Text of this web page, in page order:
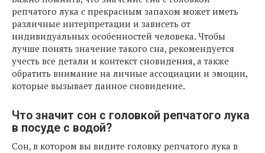
репчатого лука с прекрасным запахом может иметь
различные интерпретации и зависеть от
индивидуальных особенностей человека. Чтобы
лучше понять значение такого сна, рекомендуется
учесть все детали и контекст сновидения, а также
обратить внимание на личные ассоциации и эмоции,
которые вызывает данное сновидение.
Что значит сон с головкой репчатого лука
в посуде с водой?
Сон, в котором вы видите головку репчатого лука в